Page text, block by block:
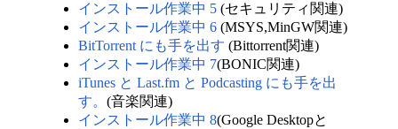
インストール作業中 5 (セキュリティ関連)
インストール作業中 6 (MSYS,MinGW関連)
BitTorrent にも手を出す (Bittorrent関連)
インストール作業中 7(BONIC関連)
iTunes と Last.fm と Podcasting にも手を出
す。 (音楽関連)
インストール作業中 8(Google Desktopと